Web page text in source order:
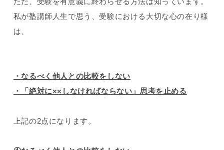
私が塾講師人生で思う、受験における大切な心の在り様
は、
・なるべく他人との比較をしない
・「絶対に××しなければならない」思考を止める
上記の2点になります。